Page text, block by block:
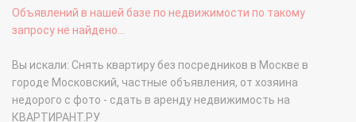
Объявлений в нашей базе по недвижимости по такому
запросу не найдено...
Вы искали: Снять квартиру без посредников в Москве в
городе Московский, частные объявления, от хозяина
недорого с фото - сдать в аренду недвижимость на
КВАРТИРАНТ.РУ